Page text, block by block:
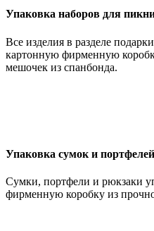
Упаковка наборов для
Все изделия в разделе
картонную фирменную
мешочек из спанбонда.
Упаковка сумок и портфелей
Сумки, портфели и рюкзаки
фирменную коробку из